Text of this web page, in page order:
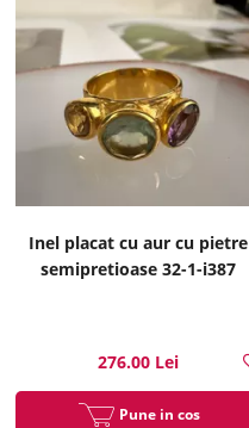
Inel placat cu aur cu pietre
semipretioase 32-1-i387
276.00 Lei
Pune in cos